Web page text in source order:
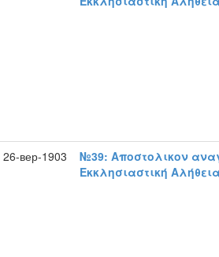
26-вер-1903
№39: Αποστολικον
Εκκλησιαστική